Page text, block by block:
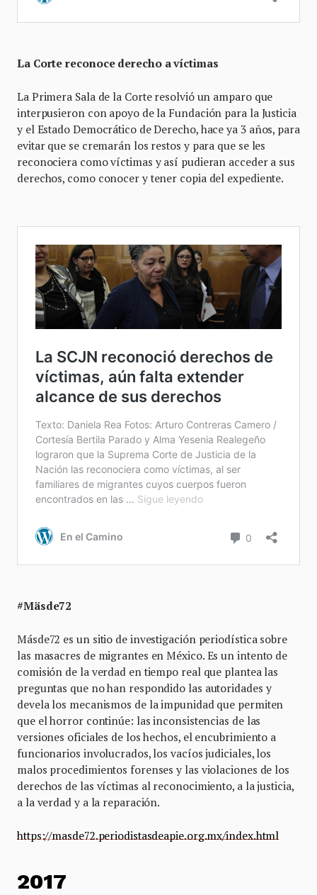
La Corte reconoce derecho a víctimas
La Primera Sala de la Corte resolvió un amparo que
interpusieron con apoyo de la Fundación para la Justicia
y el Estado Democrático de Derecho, hace ya 3 años, para
evitar que se cremarán los restos y para que se les
reconociera como víctimas y así pudieran acceder a sus
derechos, como conocer y tener copia del expediente.
#Mäsde72
Másde72 es un sitio de investigación periodística sobre
las masacres de migrantes en México. Es un intento de
comisión de la verdad en tiempo real que plantea las
preguntas que no han respondido las autoridades y
devela los mecanismos de la impunidad que permiten
que el horror continúe: las inconsistencias de las
versiones oficiales de los hechos, el encubrimiento a
funcionarios involucrados, los vacíos judiciales, los
malos procedimientos forenses y las violaciones de los
derechos de las víctimas al reconocimiento, a la justicia,
a la verdad y a la reparación.
https://masde72.periodistasdeapie.org.mx/index.html
2017